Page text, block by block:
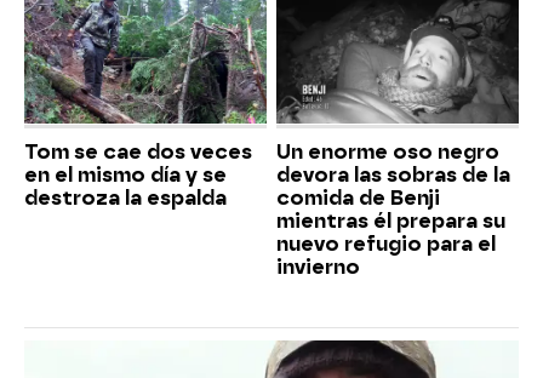
Tom se cae dos veces
en el mismo día y se
destroza la espalda
Un enorme oso negro
devora las sobras de la
comida de Benji
mientras él prepara su
nuevo refugio para el
invierno